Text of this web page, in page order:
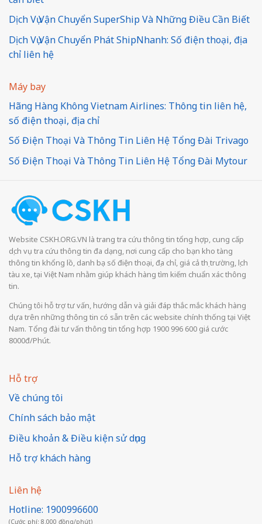
Dịch Vụ Vận Chuyển SuperShip Và Những Điều Cần Biết
Dịch Vụ Vận Chuyển Phát ShipNhanh: Số điện thoại, địa
chỉ liên hệ
Máy bay
Hãng Hàng Không Vietnam Airlines: Thông tin liên hệ,
số điện thoại, địa chỉ
Số Điện Thoại Và Thông Tin Liên Hệ Tổng Đài Trivago
Số Điện Thoại Và Thông Tin Liên Hệ Tổng Đài Mytour
Website CSKH.ORG.VN là trang tra cứu thông tin tổng hợp, cung cấp
dịch vụ tra cứu thông tin đa dạng, nơi cung cấp cho bạn kho tàng
thông tin khổng lồ, danh bạ số điện thoại, địa chỉ, giá cả thị trường, lịch
tàu xe, tại Việt Nam nhằm giúp khách hàng tìm kiếm chuẩn xác thông
tin.
Chúng tôi hỗ trợ tư vấn, hướng dẫn và giải đáp thắc mắc khách hàng
dựa trên những thông tin có sẵn trên các website chính thống tại Việt
Nam. Tổng đài tư vấn thông tin tổng hợp 1900 996 600 giá cước
8000đ/Phút.
Hỗ trợ
Về chúng tôi
Chính sách bảo mật
Điều khoản & Điều kiện sử dụng
Hỗ trợ khách hàng
Liên hệ
Hotline: 1900996600
(Cước phí: 8.000 đồng/phút)